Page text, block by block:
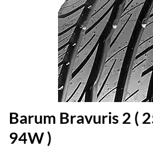
Barum Bravuris 2 (
94W )